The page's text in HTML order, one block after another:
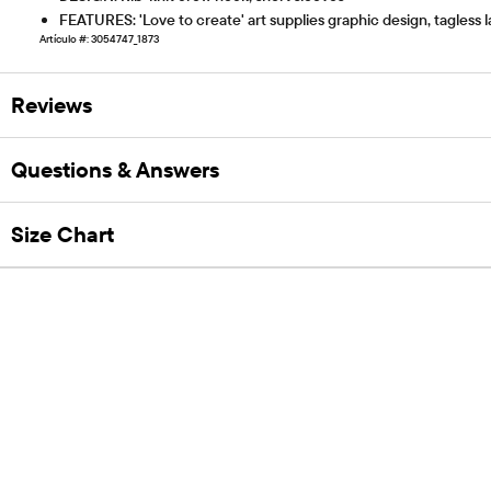
FEATURES: 'Love to create' art supplies graphic design, tagless
Artículo #: 3054747_1873
Reviews
Questions & Answers
Size Chart